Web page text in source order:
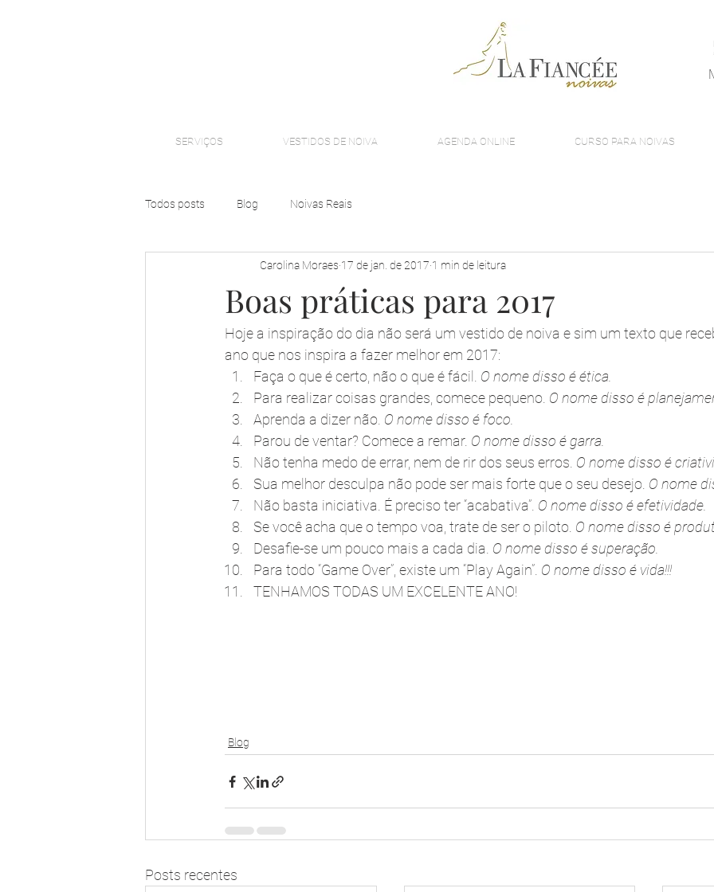
SERVIÇOS VESTIDOS DE NOIVA AGENDA ONLINE CURSO PARA NOIVAS
Todos posts Blog Noivas Reais
Boas práticas para 2017
Carolina Moraes 17 de jan. de 2017 1 min de leitura
Hoje a inspiração do dia não será um vestido de noiva e sim um texto que
ano que nos inspira a fazer melhor em 2017:
Faça o que é certo, não o que é fácil. O nome disso é ética.
Para realizar coisas grandes, comece pequeno. O nome disso é
Aprenda a dizer não. O nome disso é foco.
Parou de ventar? Comece a remar. O nome disso é garra.
Não tenha medo de errar, nem de rir dos seus erros. O nome disso é
Sua melhor desculpa não pode ser mais forte que o seu desejo. O nome
Não basta iniciativa. É preciso ter “acabativa”. O nome disso é efetividade.
Se você acha que o tempo voa, trate de ser o piloto. O nome disso é
Desafie-se um pouco mais a cada dia. O nome disso é superação.
Para todo “Game Over”, existe um “Play Again”. O nome disso é vida!!!
TENHAMOS TODAS UM EXCELENTE ANO!
Blog
Posts recentes